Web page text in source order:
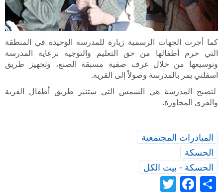
كما أجرت الجهات الرسمية زيارة للمدرسة الوحيدة في المنطقة
التي حرم أطفالها من حق التعليم والتوجيه برعاية المدرسة
وتوسيعها من خلال غرف صفية مسبقة الصنع، وتجهيز طريق
اسفلتي يمر بالمدرسة وصولاً إلى القرية.
لتصبح المدرسة هي الشمس التي ستنير طريق أطفال القرية
والقرى المجاورة.
المبادرات المجتمعية
الحسكة
الحسكة - بيت الكل
Share
Facebook